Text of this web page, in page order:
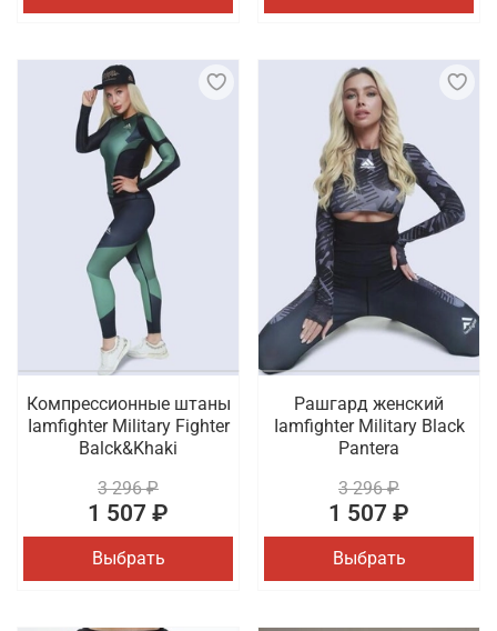
Компрессионные штаны
Iamfighter Military Fighter
Balck&Khaki
3 296 ₽
1 507 ₽
Выбрать
Рашгард женский
Iamfighter Military Black
Pantera
3 296 ₽
1 507 ₽
Выбрать